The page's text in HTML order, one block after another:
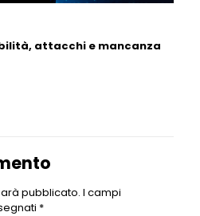
attacchi e mancanza
pubblicato. I campi
*